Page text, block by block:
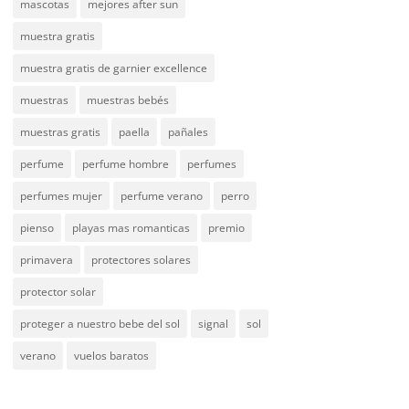
mascotas mejores after sun
muestra gratis
muestra gratis de garnier excellence
muestras muestras bebés
muestras gratis paella pañales
perfume perfume hombre perfumes
perfumes mujer perfume verano perro
pienso playas mas romanticas premio
primavera protectores solares
protector solar
proteger a nuestro bebe del sol signal sol
verano vuelos baratos